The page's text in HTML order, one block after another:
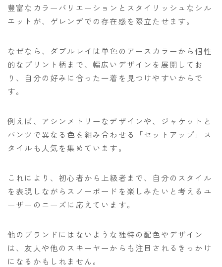
豊富なカラーバリエーションとスタイリッシュなシル
エットが、ゲレンデでの存在感を際立たせます。
なぜなら、ダブルレイは単色のアースカラーから個性
的なプリント柄まで、幅広いデザインを展開してお
り、自分の好みに合った一着を見つけやすいからで
す。
例えば、アシンメトリーなデザインや、ジャケットと
パンツで異なる色を組み合わせる「セットアップ」ス
タイルも人気を集めています。
これにより、初心者から上級者まで、自分のスタイル
を表現しながらスノーボードを楽しみたいと考えるユ
ーザーのニーズに応えています。
他のブランドにはないような独特の配色やデザイン
は、友人や他のスキーヤーからも注目されるきっかけ
になるかもしれません。